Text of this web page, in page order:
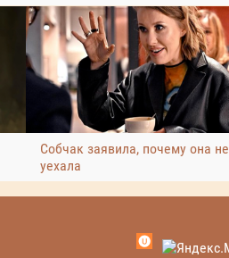
Собчак заявила, почему она не
уехала